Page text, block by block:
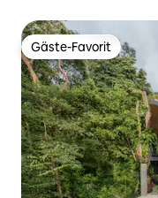
Gäste-Favorit
Gäste-Favorit